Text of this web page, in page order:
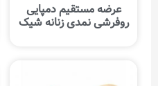
عرضه مستقیم دمپایی
روفرشی نمدی زنانه شیک